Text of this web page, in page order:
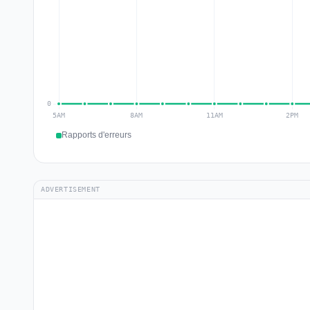
Rapports d'erreurs
ADVERTISEMENT